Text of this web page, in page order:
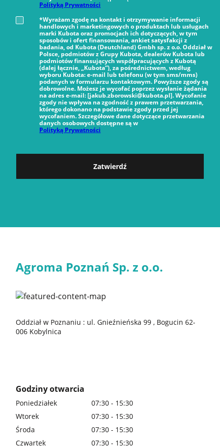
Polityką Prywatności
*Wyrażam zgodę na kontakt i otrzymywanie informacji
handlowych i marketingowych o produktach lub usługach
marki Kubota oraz promocjach ich dotyczących, w tym
sposobów i ofert finansowania, ankiet satysfakcji z
badania, od Kubota (Deutchland) Gmbh sp. z o.o. Oddział w
Polsce, podmiotów z Grupy Kubota, dealerów Kubota lub
podmiotów finansujących współpracujących z Kubotą
(dalej łącznie, „Kubota”), za pośrednictwem, według
wyboru Kubota: e-mail lub telefonu (w tym sms/mms)
podanych w formularzu kontaktowym. Powyższe zgody są
dobrowolne. Możesz je wycofać poprzez wysłanie żądania
na adres e-mail: [jakub.zborowski@kubota.pl]. Wycofanie
zgody nie wpływa na zgodność z prawem przetwarzania,
którego dokonano na podstawie zgody przed jej
wycofaniem. Szczegółowe dane dotyczące przetwarzania
danych osobowych dostępne są w
Polityką Prywatności
Zatwierdź
Agroma Poznań Sp. z o.o.
Oddział w Poznaniu : ul. Gnieźnieńska 99 , Bogucin 62-
006 Kobylnica
Godziny otwarcia
Poniedziałek
07:30 - 15:30
Wtorek
07:30 - 15:30
Środa
07:30 - 15:30
Czwartek
07:30 - 15:30